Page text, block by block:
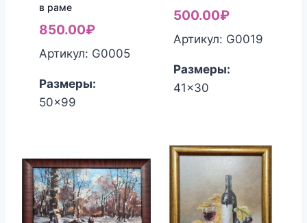
в раме
850.00₽
Артикул: G0005
Размеры:
50x99
500.00₽
Артикул: G0019
Размеры:
41x30